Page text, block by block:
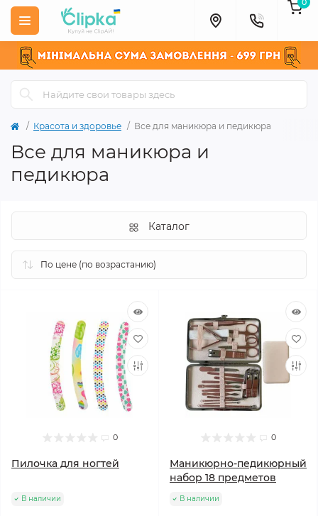
Красота и здоровье Все для маникюра и педикюра
Все для маникюра и
педикюра
Каталог
0
Пилочка для ногтей
В наличии
0
Маникюрно-педикюрный
набор 18 предметов
В наличии